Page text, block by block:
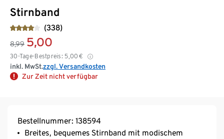
Stirnband
(338)
8,99 5,00
30-Tage-Bestpreis: 5,00 €
inkl. MwSt.zzgl. Versandkosten
Zur Zeit nicht verfügbar
Bestellnummer: 138594
Breites, bequemes Stirnband mit modischem